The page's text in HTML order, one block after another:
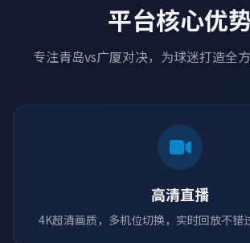
平台核心优
专注青岛vs广厦对决，为球迷打造全
高清直播
4K超清画质，多机位切换，实时回放不错